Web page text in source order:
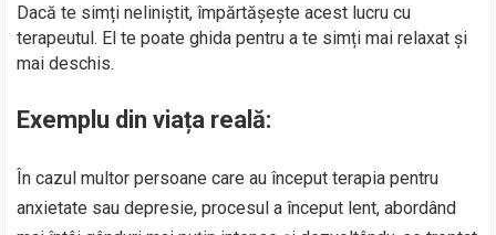
Dacă te simți neliniștit, împărtășește acest lucru cu
terapeutul. El te poate ghida pentru a te simți mai relaxat și
mai deschis.
Exemplu din viața reală:
În cazul multor persoane care au început terapia pentru
anxietate sau depresie, procesul a început lent, abordând